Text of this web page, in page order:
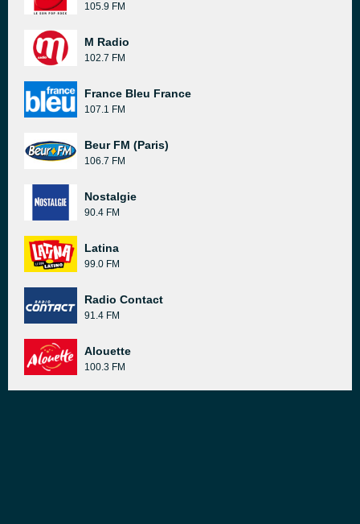
105.9 FM
M Radio
102.7 FM
France Bleu France
107.1 FM
Beur FM (Paris)
106.7 FM
Nostalgie
90.4 FM
Latina
99.0 FM
Radio Contact
91.4 FM
Alouette
100.3 FM